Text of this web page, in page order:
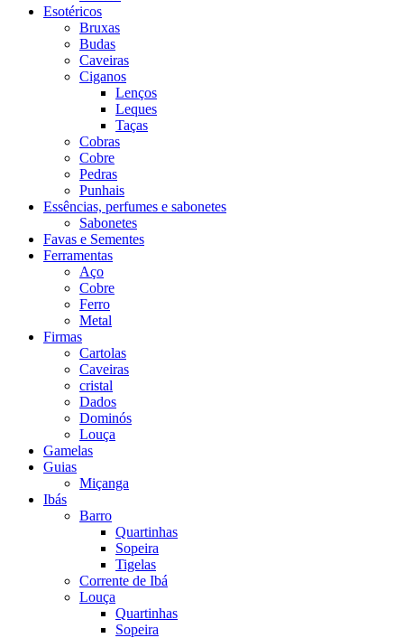
Esotéricos
Bruxas
Budas
Caveiras
Ciganos
Lenços
Leques
Taças
Cobras
Cobre
Pedras
Punhais
Essências, perfumes e sabonetes
Sabonetes
Favas e Sementes
Ferramentas
Aço
Cobre
Ferro
Metal
Firmas
Cartolas
Caveiras
cristal
Dados
Dominós
Louça
Gamelas
Guias
Miçanga
Ibás
Barro
Quartinhas
Sopeira
Tigelas
Corrente de Ibá
Louça
Quartinhas
Sopeira